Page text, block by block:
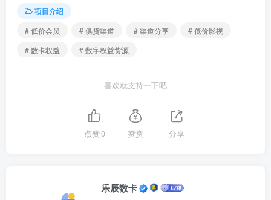
项目介绍
# 低价会员
# 供货渠道 # 渠道分享
# 低价影视
# 数卡权益
# 数字权益货源
喜欢就支持一下吧
点赞0 赞赏 分享
乐辰数卡